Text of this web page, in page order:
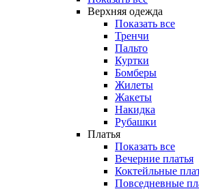
Верхняя одежда
Показать все
Тренчи
Пальто
Куртки
Бомберы
Жилеты
Жакеты
Накидка
Рубашки
Платья
Показать все
Вечерние платья
Коктейльные
Повседневные